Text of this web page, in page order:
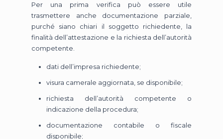
Per una prima verifica può essere utile
trasmettere anche documentazione parziale,
purché siano chiari il soggetto richiedente, la
finalità dell’attestazione e la richiesta dell’autorità
competente.
dati dell’impresa richiedente;
visura camerale aggiornata, se disponibile;
richiesta dell’autorità competente o
indicazione della procedura;
documentazione contabile o fiscale
disponibile;